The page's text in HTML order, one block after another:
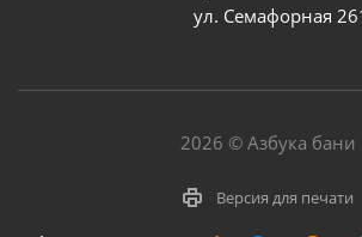
ул. Семафорная
2026 © Азбука бани
Версия для печати